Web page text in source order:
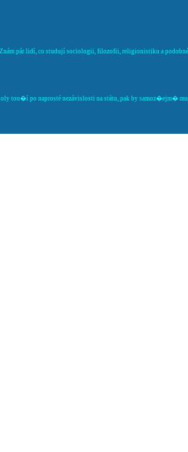
pár lidí, co studují sociologii, filozofii, religionistiku a
tou�í po naprosté nezávislosti na státu, pak by samoz�ejm�